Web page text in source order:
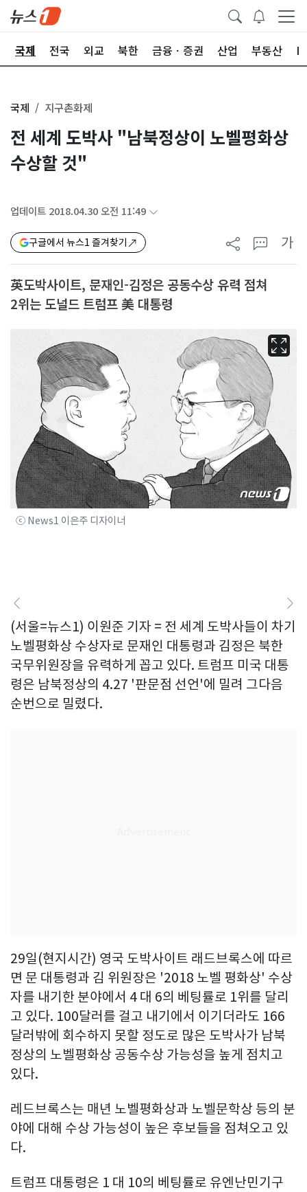
국제 전국 외교 북한 금융ㆍ증권 산업 부동산
국제 지구촌화제
전 세계 도박사 "남북정상이 노벨평화상
수상할 것"
업데이트 2018.04.30 오전 11:49
구글에서 뉴스1 즐겨찾기 가
英도박사이트, 문재인-김정은 공동수상 유력 점쳐
2위는 도널드 트럼프 美 대통령
ⓒ News1 이은주 디자이너
(서울=뉴스1) 이원준 기자 = 전 세계 도박사들이 차기
노벨평화상 수상자로 문재인 대통령과 김정은 북한
국무위원장을 유력하게 꼽고 있다. 트럼프 미국 대통
령은 남북정상의 4.27 '판문점 선언'에 밀려 그다음
순번으로 밀렸다.
29일(현지시간) 영국 도박사이트 래드브록스에 따르
면 문 대통령과 김 위원장은 '2018 노벨 평화상' 수상
자를 내기한 분야에서 4 대 6의 베팅률로 1위를 달리
고 있다. 100달러를 걸고 내기에서 이기더라도 166
달러밖에 회수하지 못할 정도로 많은 도박사가 남북
정상의 노벨평화상 공동수상 가능성을 높게 점치고
있다.
레드브록스는 매년 노벨평화상과 노벨문학상 등의 분
야에 대해 수상 가능성이 높은 후보들을 점쳐오고 있
다.
트럼프 대통령은 1 대 10의 베팅률로 유엔난민기구